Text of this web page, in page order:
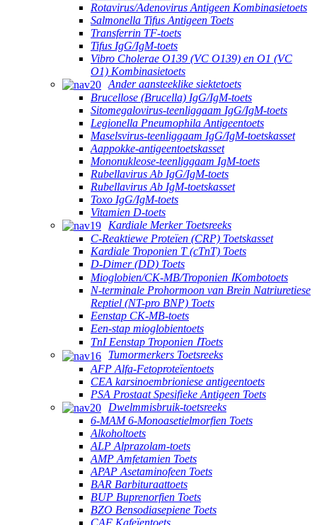
Rotavirus/Adenovirus Antigeen Kombinasietoets
Salmonella Tifus Antigeen Toets
Transferrin TF-toets
Tifus IgG/IgM-toets
Vibro Cholerae O139 (VC O139) en O1 (VC
O1) Kombinasietoets
Ander aansteeklike siektetoets
Brucellose (Brucella) IgG/IgM-toets
Sitomegalovirus-teenliggaam IgG/IgM-toets
Legionella Pneumophila Antigeentoets
Maselsvirus-teenliggaam IgG/IgM-toetskasset
Aappokke-antigeentoetskasset
Mononukleose-teenliggaam IgM-toets
Rubellavirus Ab IgG/IgM-toets
Rubellavirus Ab IgM-toetskasset
Toxo IgG/IgM-toets
Vitamien D-toets
Kardiale Merker Toetsreeks
C-Reaktiewe Proteïen (CRP) Toetskasset
Kardiale Troponien T (cTnT) Toets
D-Dimer (DD) Toets
Mioglobien/CK-MB/Troponien ⅠKombotoets
N-terminale Prohormoon van Brein Natriuretiese
Reptiel (NT-pro BNP) Toets
Eenstap CK-MB-toets
Een-stap mioglobientoets
TnI Eenstap Troponien ⅠToets
Tumormerkers Toetsreeks
AFP Alfa-Fetoproteïentoets
CEA karsinoembrioniese antigeentoets
PSA Prostaat Spesifieke Antigeen Toets
Dwelmmisbruik-toetsreeks
6-MAM 6-Monoasetielmorfien Toets
Alkoholtoets
ALP Alprazolam-toets
AMP Amfetamien Toets
APAP Asetaminofeen Toets
BAR Barbituraattoets
BUP Buprenorfien Toets
BZO Bensodiasepiene Toets
CAF Kafeïentoets